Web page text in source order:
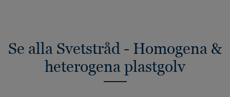
Se alla Svetstråd - Homogena &
heterogena plastgolv